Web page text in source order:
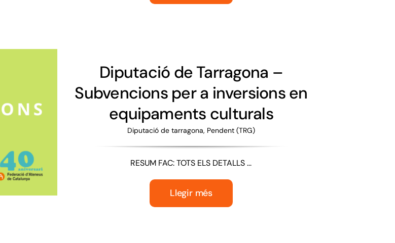
Diputació de Tarragona –
Subvencions per a inversions en
equipaments culturals
Diputació de tarragona, Pendent (TRG)
RESUM FAC: TOTS ELS DETALLS ...
Llegir més